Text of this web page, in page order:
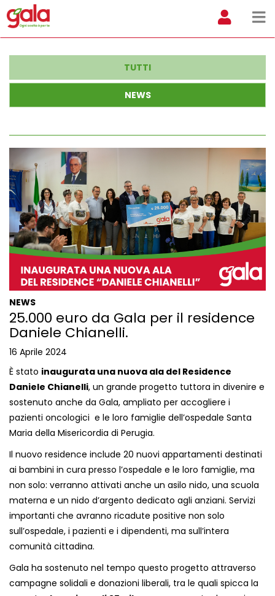
TUTTI
NEWS
NEWS
25.000 euro da Gala per il residence
Daniele Chianelli.
16 Aprile 2024
È stato inaugurata una nuova ala del Residence
Daniele Chianelli, un grande progetto tuttora in divenire e
sostenuto anche da Gala, ampliato per accogliere i
pazienti oncologici e le loro famiglie dell’ospedale Santa
Maria della Misericordia di Perugia.
Il nuovo residence include 20 nuovi appartamenti destinati
ai bambini in cura presso l’ospedale e le loro famiglie, ma
non solo: verranno attivati anche un asilo nido, una scuola
materna e un nido d’argento dedicato agli anziani. Servizi
importanti che avranno ricadute positive non solo
sull’ospedale, i pazienti e i dipendenti, ma sull’intera
comunità cittadina.
Gala ha sostenuto nel tempo questo progetto attraverso
campagne solidali e donazioni liberali, tra le quali spicca la